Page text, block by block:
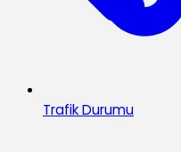
Trafik Durumu